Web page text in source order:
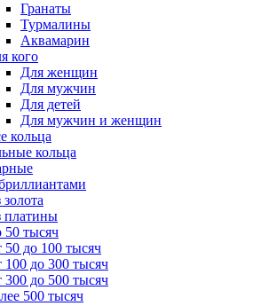
Гранаты
Турмалины
Аквамарин
кого
Для женщин
Для мужчин
Для детей
Для мужчин и женщин
кольца
кольца
платины
50 тысяч
50 до 100 тысяч
100 до 300 тысяч
300 до 500 тысяч
500 тысяч